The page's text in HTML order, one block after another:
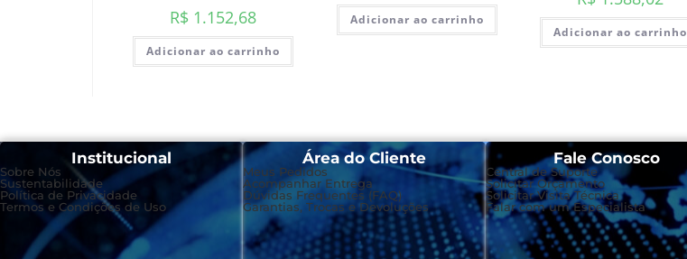
R$ 1.152,68
Adicionar ao carrinho
Adicionar ao carrinho
Adicionar ao carrinho
Institucional
Sobre Nós
Sustentabilidade
Política de Privacidade
Termos e Condições de Uso
Área do Cliente
Meus Pedidos
Acompanhar Entrega
Dúvidas Frequentes (FAQ)
Garantias, Trocas e Devoluções
Fale Conosco
Central de Suporte
Solicitar Orçamento
Solicitar Visita Técnica
Falar com um Especialista